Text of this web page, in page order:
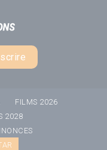
FILMS 2026
2028